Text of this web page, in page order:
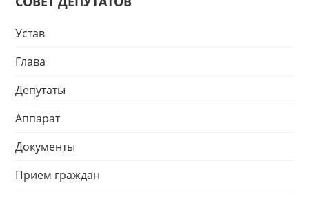
Устав
Глава
Депутаты
Аппарат
Документы
Прием граждан